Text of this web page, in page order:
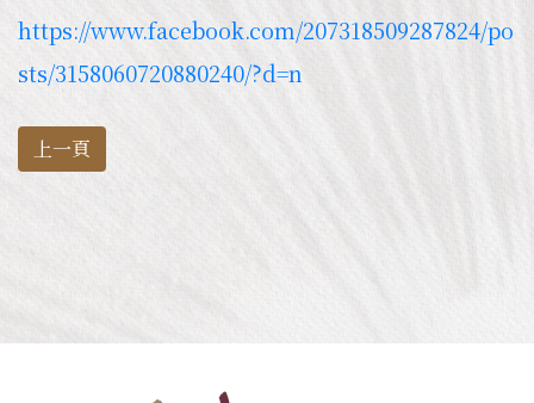
https://www.facebook.com/207318509287824/po
sts/3158060720880240/?d=n
上一頁